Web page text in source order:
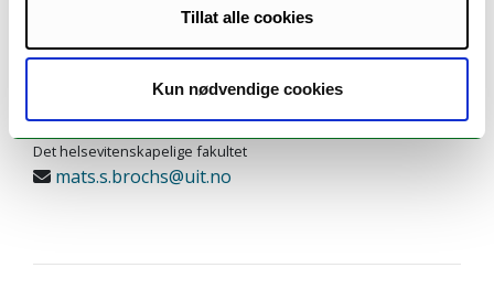
Tillat alle cookies
Kun nødvendige cookies
Brochs, Mats Solvik
PhD-stipendiat
Forskningsgruppe for kognitiv nevrovitenskap
Det helsevitenskapelige fakultet
mats.s.brochs@uit.no